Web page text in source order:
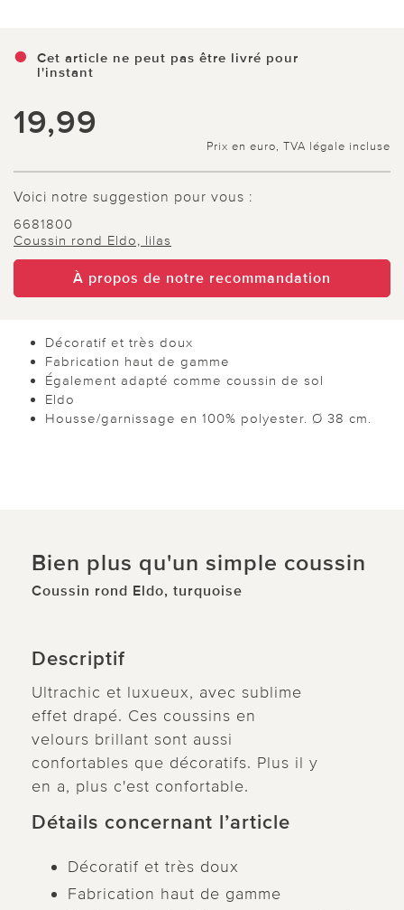
Cet article ne peut pas être livré pour
l'instant
19,99
Prix en euro, TVA légale incluse
Voici notre suggestion pour vous :
6681800
Coussin rond Eldo, lilas
À propos de notre recommandation
Décoratif et très doux
Fabrication haut de gamme
Également adapté comme coussin de sol
Eldo
Housse/garnissage en 100% polyester. Ø 38 cm.
Bien plus qu'un simple coussin
Coussin rond Eldo, turquoise
Descriptif
Ultrachic et luxueux, avec sublime
effet drapé. Ces coussins en
velours brillant sont aussi
confortables que décoratifs. Plus il y
en a, plus c'est confortable.
Détails concernant l’article
Décoratif et très doux
Fabrication haut de gamme